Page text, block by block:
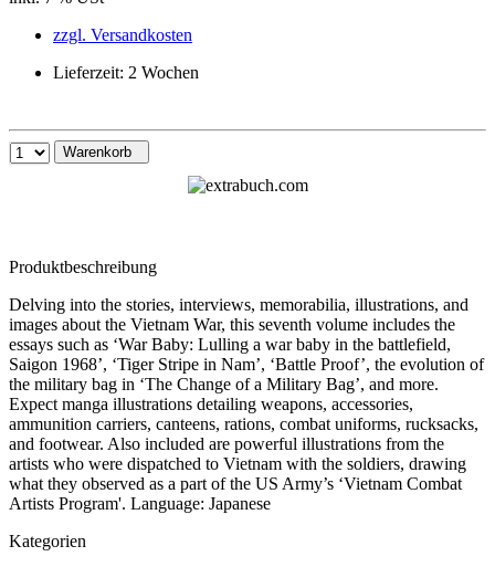
zzgl. Versandkosten
Lieferzeit: 2 Wochen
Warenkorb
Produktbeschreibung
Delving into the stories, interviews, memorabilia, illustrations, and
images about the Vietnam War, this seventh volume includes the
essays such as ‘War Baby: Lulling a war baby in the battlefield,
Saigon 1968’, ‘Tiger Stripe in Nam’, ‘Battle Proof’, the evolution of
the military bag in ‘The Change of a Military Bag’, and more.
Expect manga illustrations detailing weapons, accessories,
ammunition carriers, canteens, rations, combat uniforms, rucksacks,
and footwear. Also included are powerful illustrations from the
artists who were dispatched to Vietnam with the soldiers, drawing
what they observed as a part of the US Army’s ‘Vietnam Combat
Artists Program'. Language: Japanese
Kategorien